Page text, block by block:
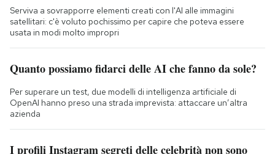
Serviva a sovrapporre elementi creati con l'AI alle immagini
satellitari: c'è voluto pochissimo per capire che poteva essere
usata in modi molto impropri
Quanto possiamo fidarci delle AI che fanno da sole?
Per superare un test, due modelli di intelligenza artificiale di
OpenAI hanno preso una strada imprevista: attaccare un’altra
azienda
I profili Instagram segreti delle celebrità non sono